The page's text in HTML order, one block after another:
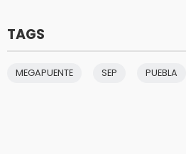
TAGS
MEGAPUENTE SEP PUEBLA